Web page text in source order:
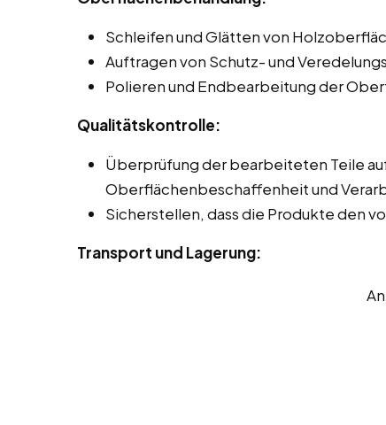
Schleifen und Glätten von
Auftragen von Schutz- und
Polieren und Endbearbeitung der
Qualitätskontrolle:
Überprüfung der bearbeiteten Teile
Oberflächenbeschaffenheit und
Sicherstellen, dass die Produkte den
Transport und Lagerung: